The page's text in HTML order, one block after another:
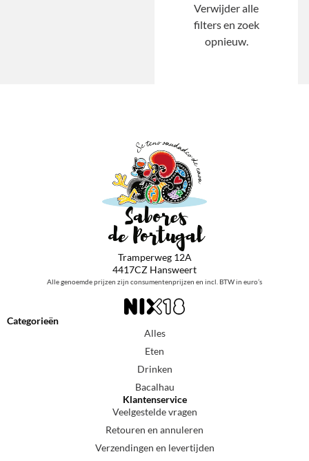
Verwijder alle
filters en zoek
opnieuw.
Tramperweg 12A
4417CZ Hansweert
Alle genoemde prijzen zijn consumentenprijzen en incl. BTW in euro’s
Categorieën
Alles
Eten
Drinken
Bacalhau
Klantenservice
Veelgestelde vragen
Retouren en annuleren
Verzendingen en levertijden